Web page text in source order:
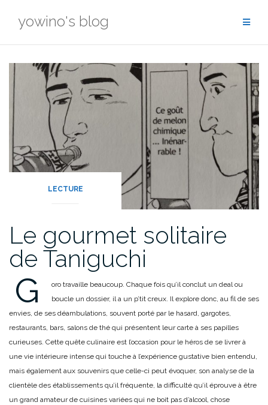
yowino's blog
LECTURE
Le gourmet solitaire
de Taniguchi
G
oro travaille beaucoup. Chaque fois qu’il conclut un deal ou
boucle un dossier, il a un p’tit creux. Il explore donc, au fil de ses
envies, de ses déambulations, souvent porté par le hasard, gargotes,
restaurants, bars, salons de thé qui présentent leur carte à ses papilles
curieuses. Cette quête culinaire est l’occasion pour le héros de se livrer à
une vie intérieure intense qui touche à l’expérience gustative bien entendu,
mais également aux souvenirs que celle-ci peut évoquer, son analyse de la
clientèle des établissements qu’il fréquente, la difficulté qu’il éprouve à être
un grand amateur de cuisines variées qui ne boit pas d’alcool, chose